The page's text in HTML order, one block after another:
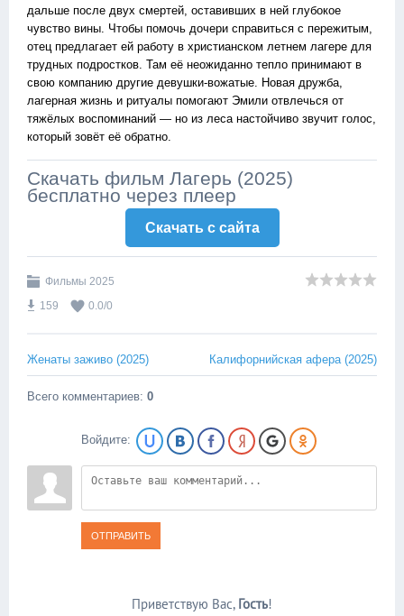
дальше после двух смертей, оставивших в ней глубокое
чувство вины. Чтобы помочь дочери справиться с пережитым,
отец предлагает ей работу в христианском летнем лагере для
трудных подростков. Там её неожиданно тепло принимают в
свою компанию другие девушки-вожатые. Новая дружба,
лагерная жизнь и ритуалы помогают Эмили отвлечься от
тяжёлых воспоминаний — но из леса настойчиво звучит голос,
который зовёт её обратно.
Скачать фильм Лагерь (2025)
бесплатно через плеер
Скачать c сайта
Фильмы 2025
159
0.0/0
Женаты заживо (2025) Калифорнийская афера (2025)
Всего комментариев: 0
Войдите:
ОТПРАВИТЬ
Приветствую Вас, Гость!